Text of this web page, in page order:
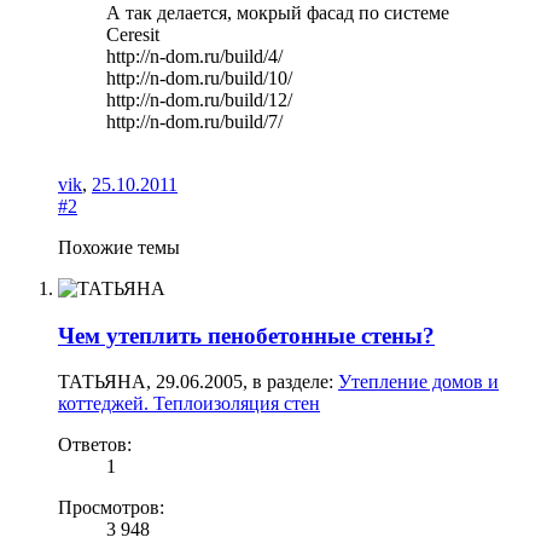
А так делается, мокрый фасад по системе
Ceresit
http://n-dom.ru/build/4/
http://n-dom.ru/build/10/
http://n-dom.ru/build/12/
http://n-dom.ru/build/7/
vik, 25.10.2011
#2
Похожие темы
Чем утеплить пенобетонные стены?
ТАТЬЯНА, 29.06.2005, в разделе: Утепление домов и
коттеджей. Теплоизоляция стен
Ответов:
1
Просмотров:
3 948